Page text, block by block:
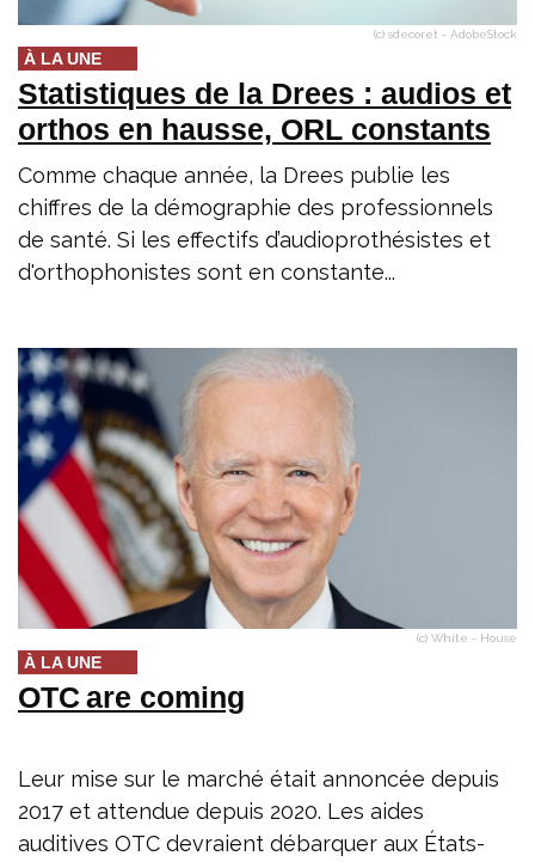
(c) sdecoret - AdobeStock
À LA UNE
Statistiques de la Drees : audios et
orthos en hausse, ORL constants
Comme chaque année, la Drees publie les
chiffres de la démographie des professionnels
de santé. Si les effectifs d’audioprothésistes et
d'orthophonistes sont en constante...
(c) White - House
À LA UNE
OTC are coming
Leur mise sur le marché était annoncée depuis
2017 et attendue depuis 2020. Les aides
auditives OTC devraient débarquer aux États-